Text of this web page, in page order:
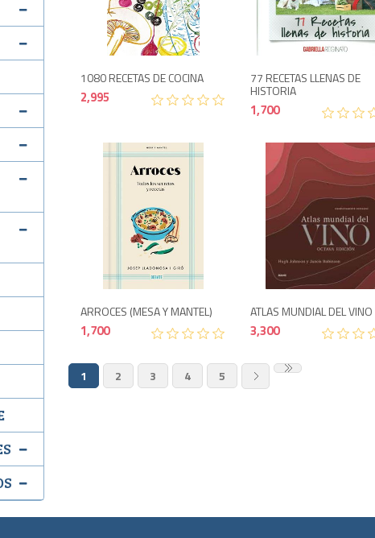
2,995
1080 RECETAS DE COCINA
2,995
77 RECETAS LLENAS DE
HISTORIA
1,700
1,700
ARROCES (MESA Y MANTEL)
1,700
ATLAS MUNDIAL DEL VINO
3,300
1 2 3 4 5